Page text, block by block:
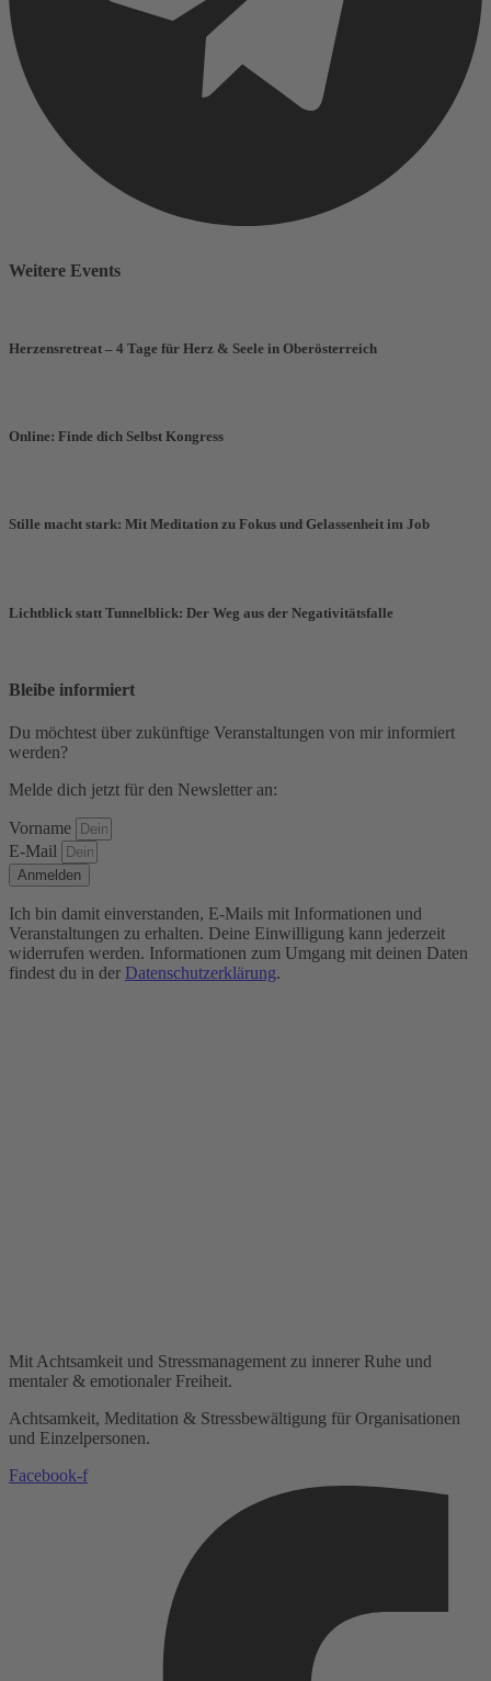
Weitere Events
Herzensretreat – 4 Tage für Herz & Seele in Oberösterreich
Online: Finde dich Selbst Kongress
Stille macht stark: Mit Meditation zu Fokus und Gelassenheit im Job
Lichtblick statt Tunnelblick: Der Weg aus der Negativitätsfalle
Bleibe informiert
Du möchtest über zukünftige Veranstaltungen von mir informiert
werden?
Melde dich jetzt für den Newsletter an:
Vorname
E-Mail
Anmelden
Ich bin damit einverstanden, E-Mails mit Informationen und
Veranstaltungen zu erhalten. Deine Einwilligung kann jederzeit
widerrufen werden. Informationen zum Umgang mit deinen Daten
findest du in der Datenschutzerklärung.
Mit Achtsamkeit und Stressmanagement zu innerer Ruhe und
mentaler & emotionaler Freiheit.
Achtsamkeit, Meditation & Stressbewältigung für Organisationen
und Einzelpersonen.
Facebook-f